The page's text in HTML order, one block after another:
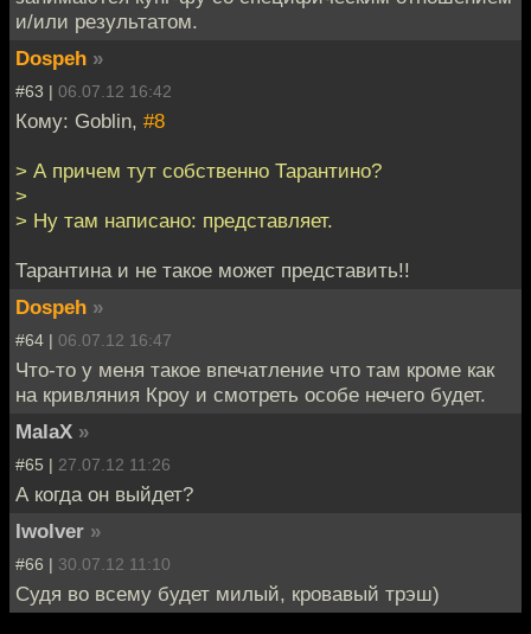
и/или результатом.
Dospeh »
#63 | 06.07.12 16:42
Кому: Goblin, #8
> А причем тут собственно Тарантино?
>
> Ну там написано: представляет.
Тарантина и не такое может представить!!
Dospeh »
#64 | 06.07.12 16:47
Что-то у меня такое впечатление что там кроме как
на кривляния Кроу и смотреть особе нечего будет.
MalaX »
#65 | 27.07.12 11:26
А когда он выйдет?
Iwolver »
#66 | 30.07.12 11:10
Судя во всему будет милый, кровавый трэш)